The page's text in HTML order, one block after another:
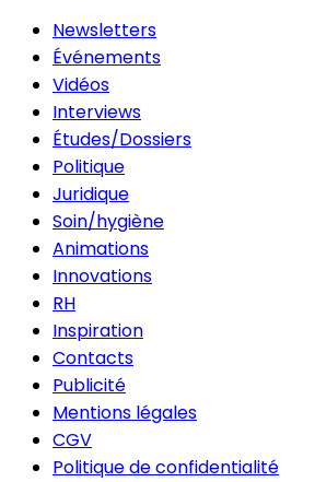
Newsletters
Événements
Vidéos
Interviews
Études/Dossiers
Politique
Juridique
Soin/hygiène
Animations
Innovations
RH
Inspiration
Contacts
Publicité
Mentions légales
CGV
Politique de confidentialité